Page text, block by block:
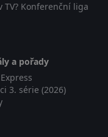
TV? Konferenční liga
a pořady
3. série (2026)